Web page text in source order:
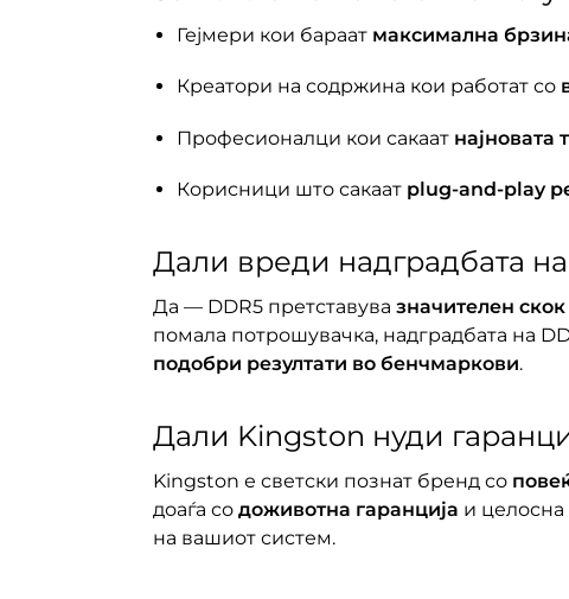
Гејмери кои бараат максимална
Креатори на содржина кои работат со
Професионалци кои сакаат најновата
Корисници што сакаат plug-and-play
Дали вреди надградбата
Да — DDR5 претставува значителен
помала потрошувачка, надградбата на
подобри резултати во бенчмаркови.
Дали Kingston нуди
Kingston е светски познат бренд со
доаѓа со доживотна гаранција и
на вашиот систем.